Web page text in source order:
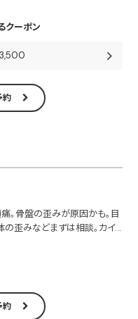
クーポン
3,500
予約
痛。骨盤の歪みが原因かも。目
の歪みなどまずは相談。カイ
格（50分）￥4,000／施術と
践されている方
予約